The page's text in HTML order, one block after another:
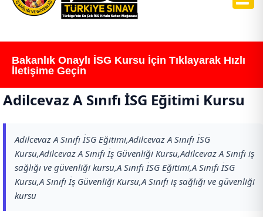
Bakanlık Onaylı İSG Kursu İçin Tıklayarak Hızlı
İletişime Geçin
Adilcevaz A Sınıfı İSG Eğitimi Kursu
Adilcevaz A Sınıfı İSG Eğitimi,Adilcevaz A Sınıfı İSG
Kursu,Adilcevaz A Sınıfı İş Güvenliği Kursu,Adilcevaz A Sınıfı iş
sağlığı ve güvenliği kursu,A Sınıfı İSG Eğitimi,A Sınıfı İSG
Kursu,A Sınıfı İş Güvenliği Kursu,A Sınıfı iş sağlığı ve güvenliği
kursu